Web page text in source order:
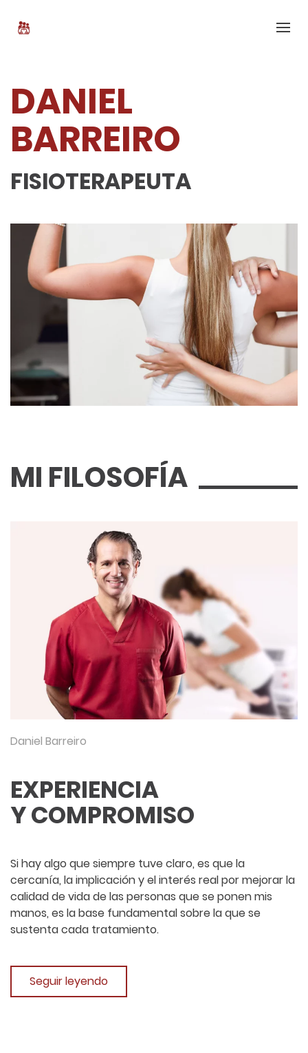
DANIEL
BARREIRO
FISIOTERAPEUTA
MI FILOSOFÍA
Daniel Barreiro
EXPERIENCIA
Y COMPROMISO
Si hay algo que siempre tuve claro, es que la
cercanía, la implicación y el interés real por mejorar la
calidad de vida de las personas que se ponen mis
manos, es la base fundamental sobre la que se
sustenta cada tratamiento.
Seguir leyendo